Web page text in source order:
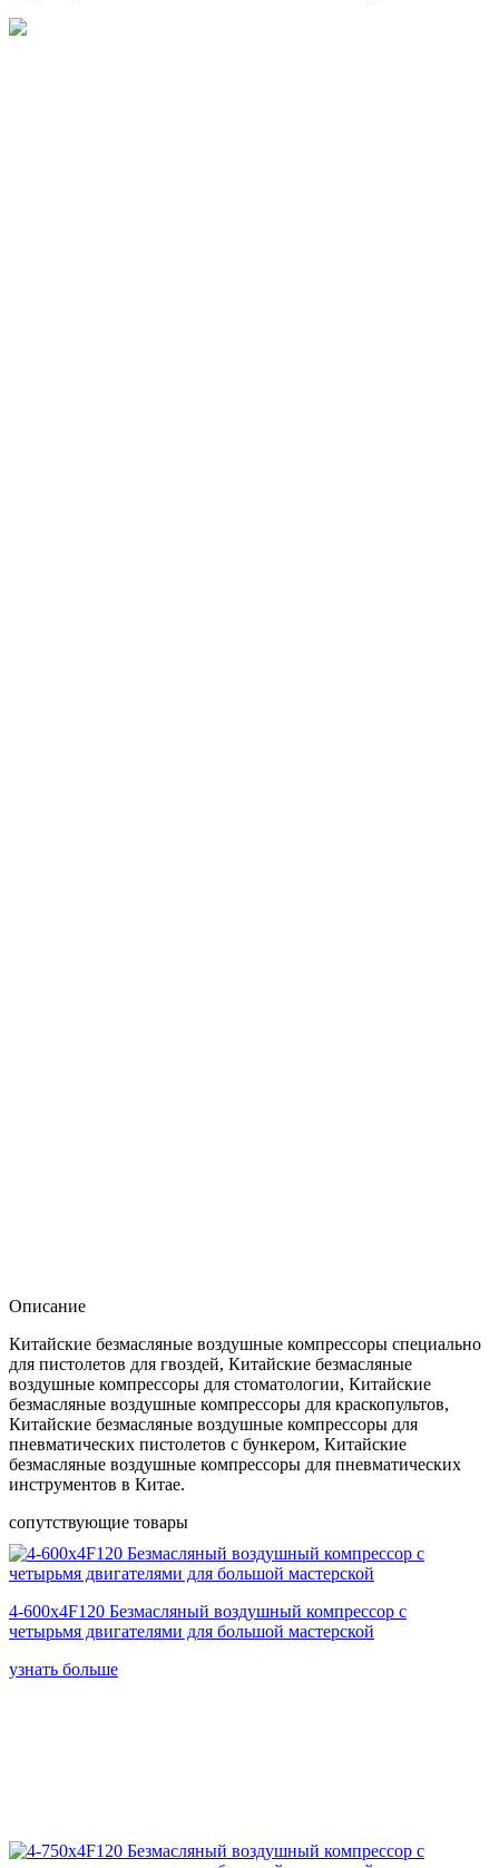
Описание
Китайские безмасляные воздушные компрессоры специально
для пистолетов для гвоздей, Китайские безмасляные
воздушные компрессоры для стоматологии, Китайские
безмасляные воздушные компрессоры для краскопультов,
Китайские безмасляные воздушные компрессоры для
пневматических пистолетов с бункером, Китайские
безмасляные воздушные компрессоры для пневматических
инструментов в Китае.
сопутствующие товары
4-600x4F120 Безмасляный воздушный компрессор с
четырьмя двигателями для большой мастерской
узнать больше